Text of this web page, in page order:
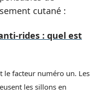
cutané :
rides : quel est
le facteur numéro un. Les
les sillons en